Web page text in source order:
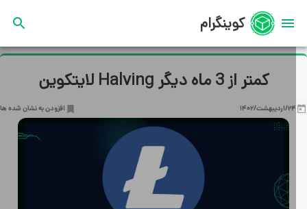
کوینگرام
کمتر از 3 ماه دیگر Halving لایتکوین
24/اردیبهشت/1402 افزودن به نشان شده ها